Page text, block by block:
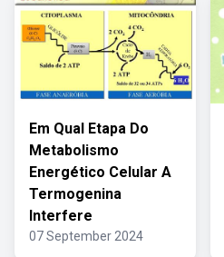
Em Qual Etapa Do
Metabolismo
Energético Celular A
Termogenina
Interfere
07 September 2024